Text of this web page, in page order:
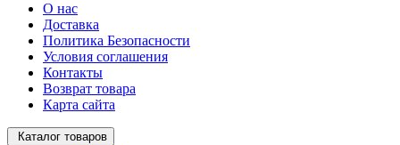
О нас
Доставка
Политика Безопасности
Условия соглашения
Контакты
Возврат товара
Карта сайта
Каталог товаров